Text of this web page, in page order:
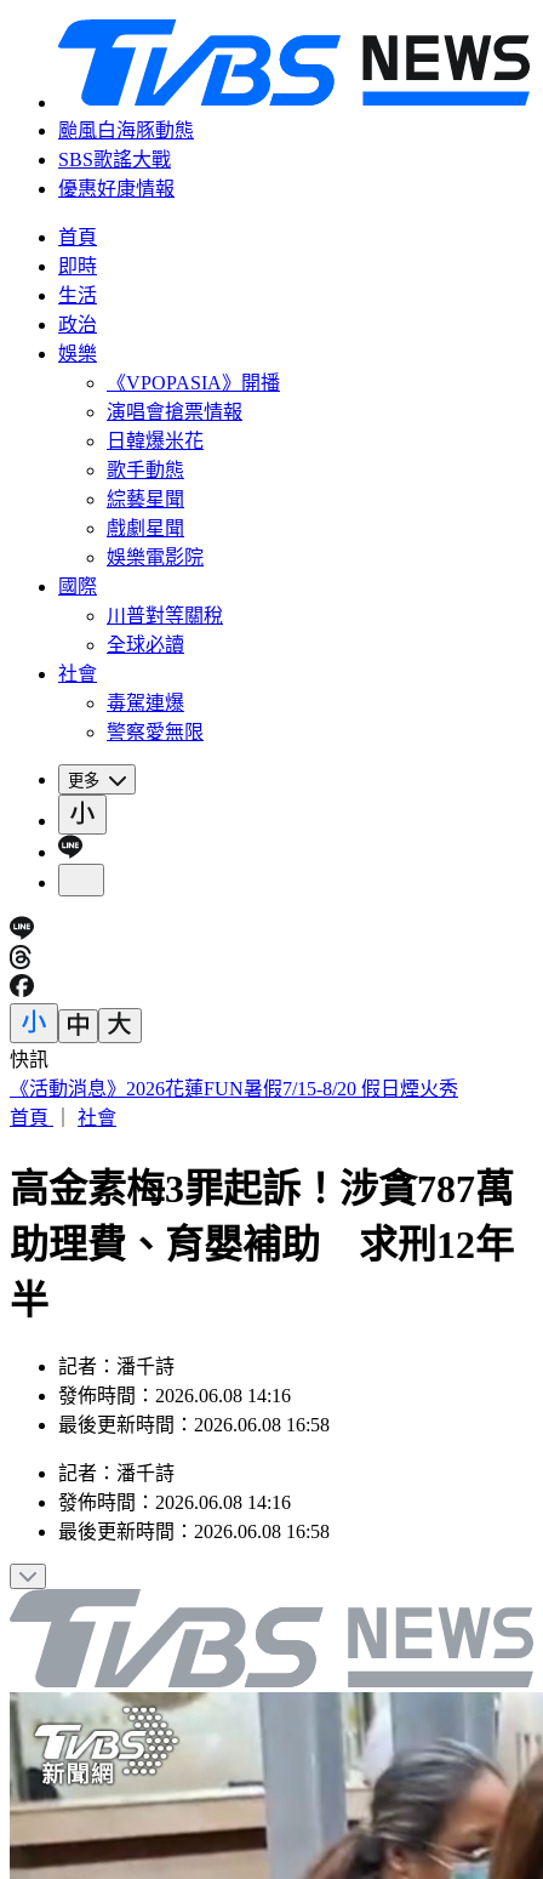
颱風白海豚動態
SBS歌謠大戰
優惠好康情報
首頁
即時
生活
政治
娛樂
《VPOPASIA》開播
演唱會搶票情報
日韓爆米花
歌手動態
綜藝星聞
戲劇星聞
娛樂電影院
國際
川普對等關稅
全球必讀
社會
毒駕連爆
警察愛無限
更多
快訊
續任3天赴美遴選 清大校長高為元首發聲致歉
首頁
社會
高金素梅3罪起訴！涉貪787萬
助理費、育嬰補助 求刑12年
半
記者：潘千詩
發佈時間：2026.06.08 14:16
最後更新時間：2026.06.08 16:58
記者 ： 潘千詩
發佈時間： 2026.06.08 14:16
最後更新時間： 2026.06.08 16:58